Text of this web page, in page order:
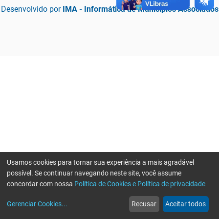
Desenvolvido por IMA - Informática de Municípios Associados
web
Notícias
more_horiz
Mais
Usamos cookies para tornar sua experiência a mais agradável
possível. Se continuar navegando neste site, você assume
concordar com nossa Política de Cookies e Política de privacidade
Gerenciar Cookies... Recusar Aceitar todos
Erro ao enviar informações, por favor tente novamente